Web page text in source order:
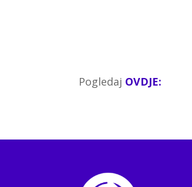
Pogledaj OVDJE: